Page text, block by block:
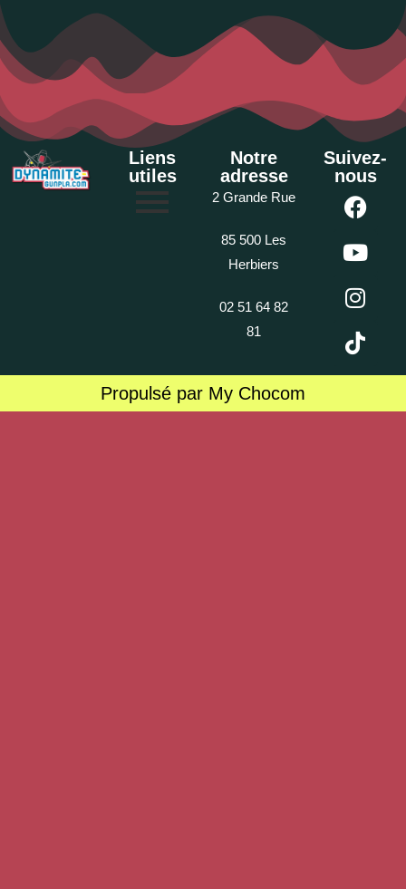
Liens
utiles
Notre
adresse
2 Grande Rue
85 500 Les
Herbiers
02 51 64 82
81
Suivez-
nous
Propulsé par My Chocom